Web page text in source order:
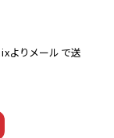
よりメールで送